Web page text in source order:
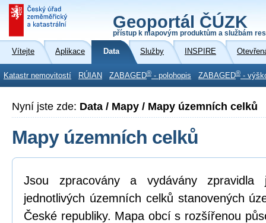
Geoportál ČÚZK
přístup k mapovým produktům a službám
Vítejte Aplikace Data Služby INSPIRE
Katastr nemovitostí RÚIAN ZABAGED® - polohopis ZABAGED® -
Nyní jste zde: Data / Mapy / Mapy územních celků
Mapy územních celků
Jsou zpracovány a vydávány zpravidla
jednotlivých územních celků stanovených
České republiky. Mapa obcí s rozšířenou